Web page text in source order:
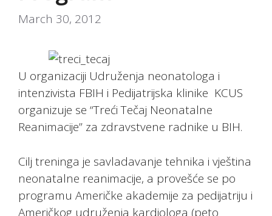
March 30, 2012
U organizaciji Udruženja neonatologa i
intenzivista FBIH i Pedijatrijska klinike KCUS
organizuje se “Treći Tečaj Neonatalne
Reanimacije” za zdravstvene radnike u BIH.
Cilj treninga je savladavanje tehnika i vještina
neonatalne reanimacije, a provešće se po
programu Američke akademije za pedijatriju i
Američkog udruženja kardiologa (peto